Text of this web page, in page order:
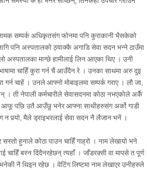
नामक सम्पर्क अधिकृतसंग फोनमा पनि कुराकानी भैसकेको
पनि अस्पतालको ठ्याक्कै अगाडि सेवा सदन भन्ने ठाउँमा
अस्पतालका मान्छे हामीलाई लिन आएका थिए । उनी
चाहिँ कुरा गर्न चैं आउँदैन रे । उनका साथमा अरु दुइ
चाहें । उनले आफ्नो मोबाइलमा सम्पर्क गराए । लौ जा,
ती नेपाली कर्मचारीले सेवासदनमा कोठा नभएकोले अर्कै
आफू पछि उतै आउँछु भनेर आफ्ना साथीहरुसंग अर्को गाडी
न पर्‍यो, मैले ड्राइभरलाई सेवा सदन नै लैजान भनें ।
हुनाले कोठा पाउन चाहिँ गाह्रो । नाम लेखायो भने
बस्न दिंदैनरहेछन् त्यहाँ । जाँडरक्सी वा मापसे त पूर्ण
नै थिइन रहेछ । वेटिंग लिष्टमा नाम लेखाएर उनीहरुले